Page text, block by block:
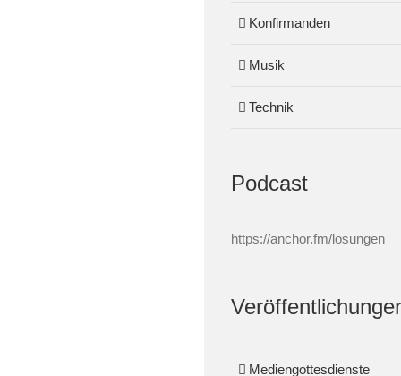
Konfirmanden
Musik
Technik
Podcast
https://anchor.fm/losungen
Mediengottesdienste